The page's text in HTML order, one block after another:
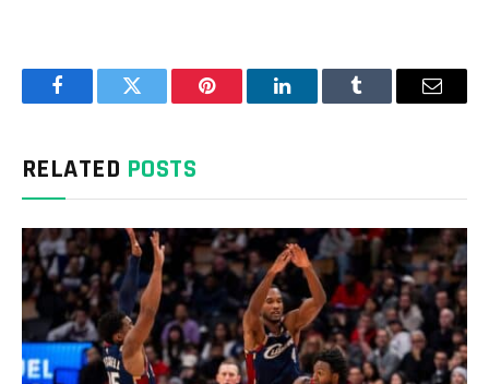
FacebookTwitter Pinterest LinkedInTumblr Email
RELATED POSTS